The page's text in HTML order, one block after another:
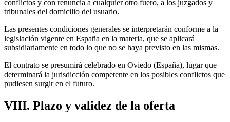
conflictos y con renuncia a cualquier otro fuero, a los juzgados y
tribunales del domicilio del usuario.
Las presentes condiciones generales se interpretarán conforme a la
legislación vigente en España en la materia, que se aplicará
subsidiariamente en todo lo que no se haya previsto en las mismas.
El contrato se presumirá celebrado en Oviedo (España), lugar que
determinará la jurisdicción competente en los posibles conflictos que
pudiesen surgir en el futuro.
VIII. Plazo y validez de la oferta